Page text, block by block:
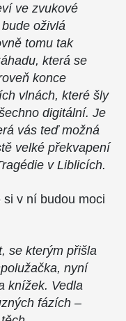
ve zvukové
oživlá
tomu tak
která se
konce
vlnách, které šly
digitální. Je
vás teď možná
velké překvapení
v Liblicích.
v ní budou moci
se kterým přišla
nyní
knížek. Vedla
fázích –